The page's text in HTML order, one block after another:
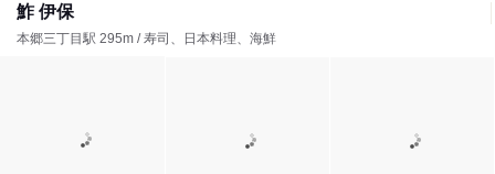
鮓 伊保
本郷三丁目駅 295m / 寿司、日本料理、海鮮